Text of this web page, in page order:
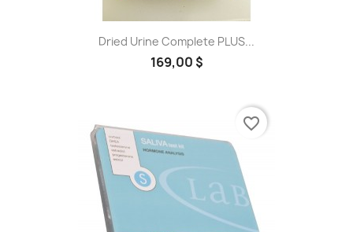
Dried Urine Complete PLUS...
169,00 $
favorite_border